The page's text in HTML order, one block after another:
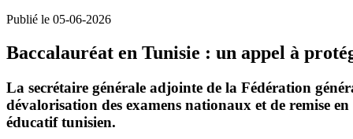
Publié le 05-06-2026
Baccalauréat en Tunisie : un appel à
La secrétaire générale adjointe de la Fédération
dévalorisation des examens nationaux et de remise
éducatif tunisien.